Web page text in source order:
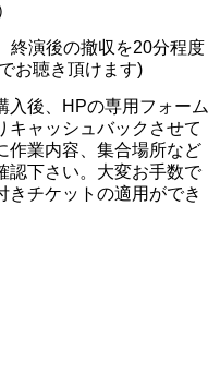
終演後の撤収を20分程度
お聴き頂けます)
入後、HPの専用フォーム
キャッシュバックさせて
作業内容、集合場所など
認下さい。大変お手数で
きチケットの適用ができ